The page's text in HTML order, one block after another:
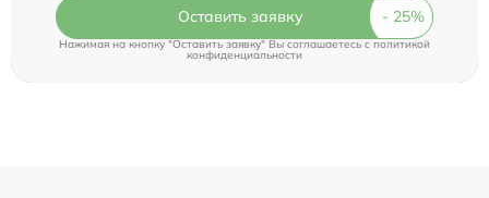
Оставить заявку
Нажимая на кнопку "Оставить заявку" Вы соглашаетесь cполитикой
конфиденциальности